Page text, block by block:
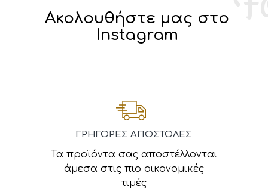
Ακολουθήστε μας στο
Instagram
ΓΡΗΓΟΡΕΣ ΑΠΟΣΤΟΛΕΣ
Τα προϊόντα σας αποστέλλονται
άμεσα στις πιο οικονομικές
τιμές